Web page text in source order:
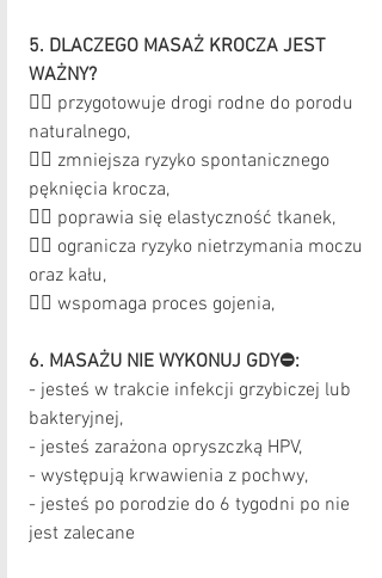
5. DLACZEGO MASAŻ KROCZA JEST
WAŻNY?
👉🏻 przygotowuje drogi rodne do porodu
naturalnego,
👉🏻 zmniejsza ryzyko spontanicznego
pęknięcia krocza,
👉🏻 poprawia się elastyczność tkanek,
👉🏻 ogranicza ryzyko nietrzymania moczu
oraz kału,
👉🏻 wspomaga proces gojenia,
6. MASAŻU NIE WYKONUJ GDY⛔️:
- jesteś w trakcie infekcji grzybiczej lub
bakteryjnej,
- jesteś zarażona opryszczką HPV,
- występują krwawienia z pochwy,
- jesteś po porodzie do 6 tygodni po nie
jest zalecane